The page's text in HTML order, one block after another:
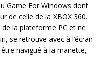
Game For Windows dont
de celle de la XBOX 360.
la plateforme PC et ne
se retrouve avec à l’écran
navigué à la manette,